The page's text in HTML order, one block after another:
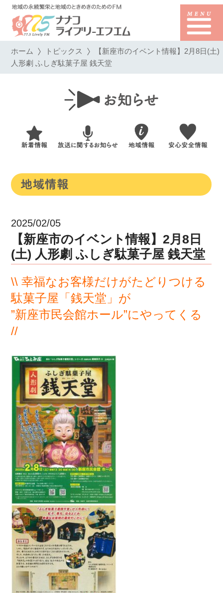
ホーム トピックス 【新座市のイベント情報】2月8日(土)
人形劇 ふしぎ駄菓子屋 銭天堂
2025/02/05
【新座市のイベント情報】2月8日
(土) 人形劇 ふしぎ駄菓子屋 銭天堂
\\ 幸福なお客様だけがたどりつける
駄菓子屋「銭天堂」が
”新座市民会館ホール”にやってくる
//